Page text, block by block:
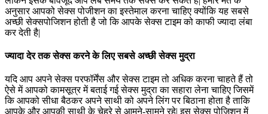
अनुसार आपको सेक्स पोजीशन का इस्तेमाल करना चाहिए क्योंकि यह सबसे
अच्छी सेक्सपोजिशन होती है जो कि आपके सेक्स टाइम को काफी ज्यादा लंबा
कर देती है|
ज्यादा देर तक सेक्स करने के लिए सबसे अच्छी सेक्स मुद्रा
यदि आप अपने सेक्स परफॉर्मेंस और सेक्स टाइम तो अधिक करना चाहते हैं तो
ऐसे में आपको कामसूत्र में बताई गई सेक्स मुद्रा का सहारा लेना चाहिए जिसमें
कि आपको सीधा बैठकर अपने साथी को अपने लिंग पर बिठाना होता है ताकि
आपके और आपकी साथी के चेहरे से आमने-सामने रहे| इस सेक्स पोजिशन में